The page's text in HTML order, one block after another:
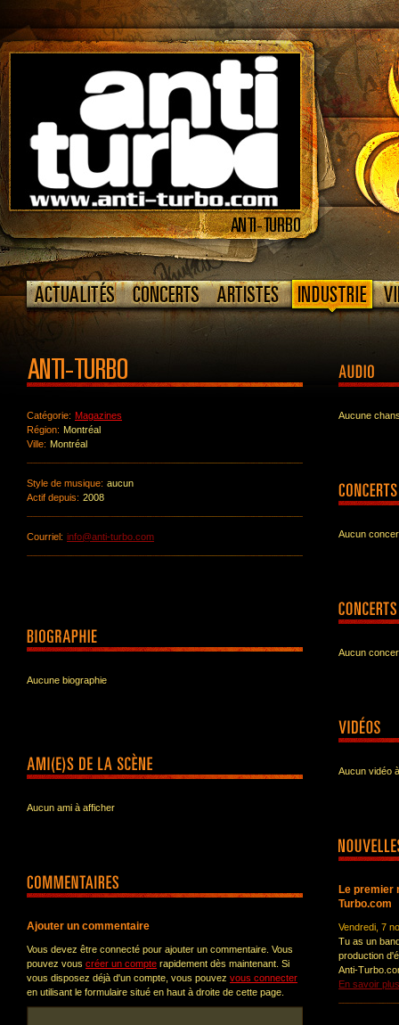
Catégorie: Magazines
Région: Montréal
Ville: Montréal
Style de musique: aucun
Actif depuis: 2008
Courriel: info@anti-turbo.com
Aucune biographie
Aucun ami à afficher
Ajouter un commentaire
Vous devez être connecté pour ajouter un commentaire. Vous
pouvez vous créer un compte rapidement dès maintenant. Si
vous disposez déjà d'un compte, vous pouvez vous connecter
en utilisant le formulaire situé en haut à droite de cette page.
Aucune
Aucun
Aucun
Aucun vidéo
Le premier
Turbo.com
Vendredi, 7
Tu as un
production
Anti-
En savoir plus